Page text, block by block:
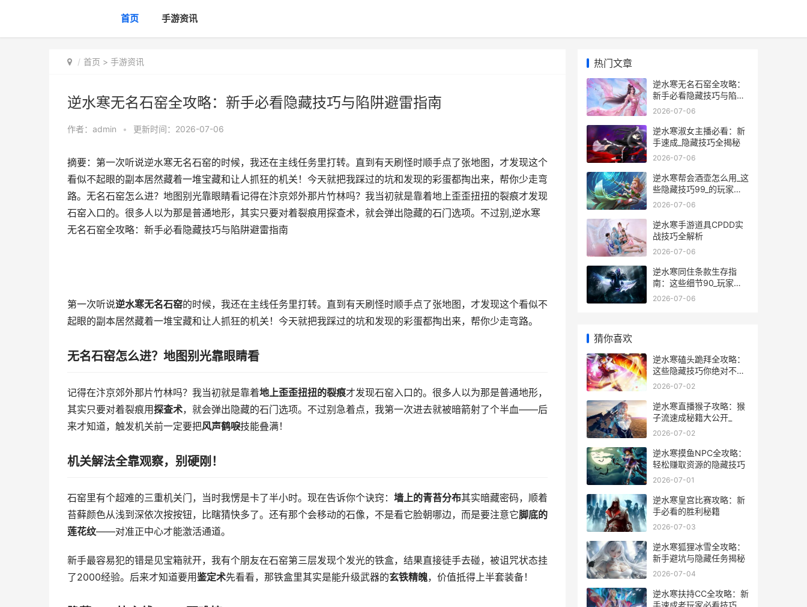
首页 手游资讯
首页 > 手游资讯
逆水寒无名石窑全攻略：新手必看隐藏技巧与陷阱避雷指南
作者： admin • 更新时间：2026-07-06
摘要：第一次听说逆水寒无名石窑的时候，我还在主线任务里打转。直到有天刷怪时顺手点了张地图，才发现这个
看似不起眼的副本居然藏着一堆宝藏和让人抓狂的机关！今天就把我踩过的坑和发现的彩蛋都掏出来，帮你少走弯
路。无名石窑怎么进？地图别光靠眼睛看记得在汴京郊外那片竹林吗？我当初就是靠着地上歪歪扭扭的裂痕才发现
石窑入口的。很多人以为那是普通地形，其实只要对着裂痕用探查术，就会弹出隐藏的石门选项。不过别,逆水寒
无名石窑全攻略：新手必看隐藏技巧与陷阱避雷指南
第一次听说逆水寒无名石窑的时候，我还在主线任务里打转。直到有天刷怪时顺手点了张地图，才发现这个看似不
起眼的副本居然藏着一堆宝藏和让人抓狂的机关！今天就把我踩过的坑和发现的彩蛋都掏出来，帮你少走弯路。
无名石窑怎么进？地图别光靠眼睛看
记得在汴京郊外那片竹林吗？我当初就是靠着地上歪歪扭扭的裂痕才发现石窑入口的。很多人以为那是普通地形，
其实只要对着裂痕用探查术，就会弹出隐藏的石门选项。不过别急着点，我第一次进去就被暗箭射了个半血——后
来才知道，触发机关前一定要把风声鹤唳技能叠满！
机关解法全靠观察，别硬刚！
石窑里有个超难的三重机关门，当时我愣是卡了半小时。现在告诉你个诀窍： 墙上的青苔分布其实暗藏密码，顺着
苔藓颜色从浅到深依次按按钮，比瞎猜快多了。还有那个会移动的石像，不是看它脸朝哪边，而是要注意它脚底的
莲花纹——对准正中心才能激活通道。
新手最容易犯的错是见宝箱就开，我有个朋友在石窑第三层发现个发光的铁盒，结果直接徒手去碰，被诅咒状态挂
了2000经验。后来才知道要用鉴定术先看看，那铁盒里其实是能升级武器的玄铁精魄，价值抵得上半套装备！
热门文章
逆水寒无名石窑全攻略：
新手必看隐藏技巧与陷阱
避雷指南
2026-07-06
逆水寒淑女主播必看：新
手速成_隐藏技巧全揭秘
2026-07-06
逆水寒帮会酒壶怎么用_这
些隐藏技巧99_的玩家都
不知道
2026-07-06
逆水寒手游道具CPDD实
战技巧全解析
2026-07-06
逆水寒同住条款生存指
南：这些细节90_玩家都
不知道
2026-07-06
猜你喜欢
逆水寒磕头跪拜全攻略：
这些隐藏技巧你绝对不知
道_
2026-07-02
逆水寒直播猴子攻略：猴
子流速成秘籍大公开_
2026-07-02
逆水寒摸鱼NPC全攻略：
轻松赚取资源的隐藏技巧
2026-07-01
逆水寒皇宫比赛攻略：新
手必看的胜利秘籍
2026-07-03
逆水寒狐狸冰雪全攻略：
新手避坑与隐藏任务揭秘
2026-07-04
逆水寒扶持CC全攻略：新
手速成老玩家必看技巧